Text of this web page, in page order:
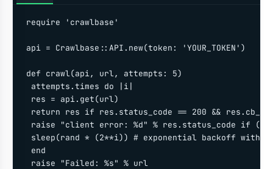
require 'crawlbase'
api = Crawlbase::API.new(token: 'YOUR_TOKEN')
def crawl(api, url, attempts: 5)
attempts.times do |i|
res = api.get(url)
return res if res.status_code == 200 &&
raise "client error: %d" % res.status_code if
sleep(rand * (2**i)) # exponential backoff with
end
raise "Failed: %s" % url